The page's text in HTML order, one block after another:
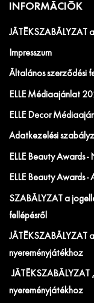
INFORMÁCIÓK
JÁTÉKSZABÁLYZAT
Impresszum
Általános szerződési
ELLE Médiaajánlat
ELLE Decor
Adatkezelési
ELLE Beauty Awards
ELLE Beauty Awards
SZABÁLYZAT a
fellépésről
JÁTÉKSZABÁLYZAT
nyereményjátékhoz
JÁTÉKSZABÁLYZAT
nyereményjátékhoz